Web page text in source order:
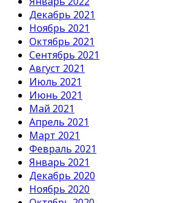
Декабрь 2021
Ноябрь 2021
Октябрь 2021
Сентябрь 2021
Август 2021
Июль 2021
Июнь 2021
Май 2021
Апрель 2021
Март 2021
Февраль 2021
Январь 2021
Декабрь 2020
Ноябрь 2020